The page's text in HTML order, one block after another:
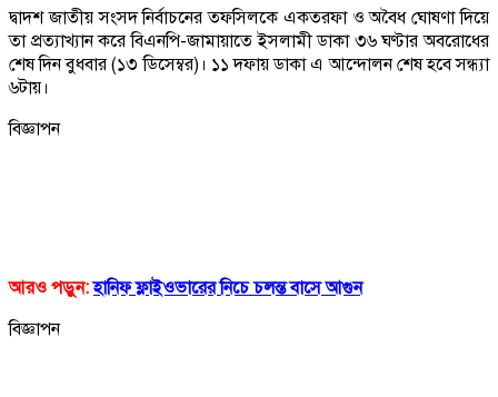
দ্বাদশ জাতীয় সংসদ নির্বাচনের তফসিলকে একতরফা ও অবৈধ ঘোষণা দিয়ে
তা প্রত্যাখ্যান করে বিএনপি-জামায়াতে ইসলামী ডাকা ৩৬ ঘণ্টার অবরোধের
শেষ দিন বুধবার (১৩ ডিসেম্বর)। ১১ দফায় ডাকা এ আন্দোলন শেষ হবে সন্ধ্যা
৬টায়।
বিজ্ঞাপন
আরও পড়ুন: হানিফ ফ্লাইওভারের নিচে চলন্ত বাসে আগুন
বিজ্ঞাপন